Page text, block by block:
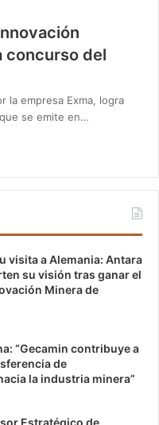
concurso del
la empresa Exma, logra
se emite en…
visita a Alemania: Antara
su visión tras ganar el
Minera de
“Gecamin contribuye a
de
la industria minera”
Estratégico de